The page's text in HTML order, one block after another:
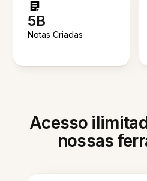
5B
Notas Criadas
Acesso
nossas